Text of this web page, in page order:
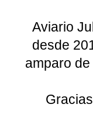
Aviario
desde
amparo